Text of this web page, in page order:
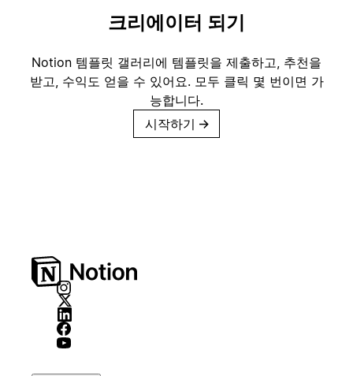
크리에이터 되기
Notion 템플릿 갤러리에 템플릿을 제출하고, 추천을
받고, 수익도 얻을 수 있어요. 모두 클릭 몇 번이면 가
능합니다.
시작하기 →